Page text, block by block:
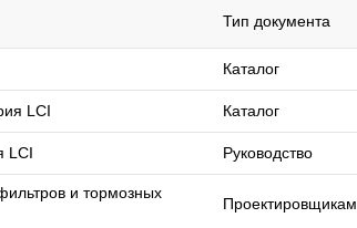
Тип документа
Каталог
LCI Каталог
LCI Руководство
и тормозных
Проектировщикам